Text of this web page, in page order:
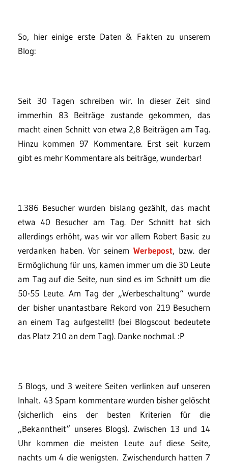
So, hier einige erste Daten & Fakten zu unserem
Blog:
Seit 30 Tagen schreiben wir. In dieser Zeit sind
immerhin 83 Beiträge zustande gekommen, das
macht einen Schnitt von etwa 2,8 Beiträgen am Tag.
Hinzu kommen 97 Kommentare. Erst seit kurzem
gibt es mehr Kommentare als beiträge, wunderbar!
1.386 Besucher wurden bislang gezählt, das macht
etwa 40 Besucher am Tag. Der Schnitt hat sich
allerdings erhöht, was wir vor allem Robert Basic zu
verdanken haben. Vor seinem Werbepost, bzw. der
Ermöglichung für uns, kamen immer um die 30 Leute
am Tag auf die Seite, nun sind es im Schnitt um die
50-55 Leute. Am Tag der „Werbeschaltung“ wurde
der bisher unantastbare Rekord von 219 Besuchern
an einem Tag aufgestellt! (bei Blogscout bedeutete
das Platz 210 an dem Tag). Danke nochmal. :P
5 Blogs, und 3 weitere Seiten verlinken auf unseren
Inhalt. 43 Spam kommentare wurden bisher gelöscht
(sicherlich eins der besten Kriterien für die
„Bekanntheit“ unseres Blogs). Zwischen 13 und 14
Uhr kommen die meisten Leute auf diese Seite,
nachts um 4 die wenigsten. Zwischendurch hatten 7